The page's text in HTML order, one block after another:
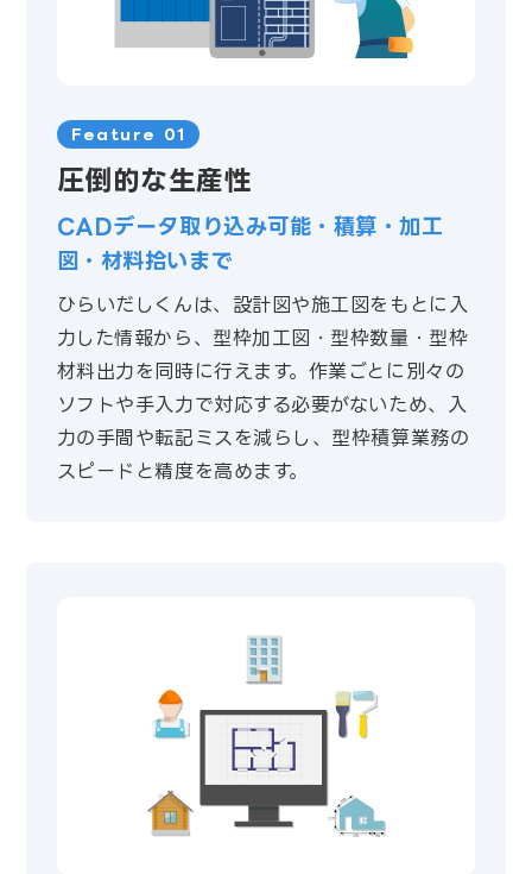
Feature 01
圧倒的な生産性
CADデータ取り込み可能・積算・加工
図・材料拾いまで
ひらいだしくんは、設計図や施工図をもとに入
力した情報から、型枠加工図・型枠数量・型枠
材料出力を同時に行えます。作業ごとに別々の
ソフトや手入力で対応する必要がないため、入
力の手間や転記ミスを減らし、型枠積算業務の
スピードと精度を高めます。